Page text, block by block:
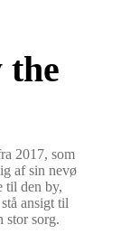
the
2017, som
af sin nevø
til den by,
ansigt til
stor sorg.